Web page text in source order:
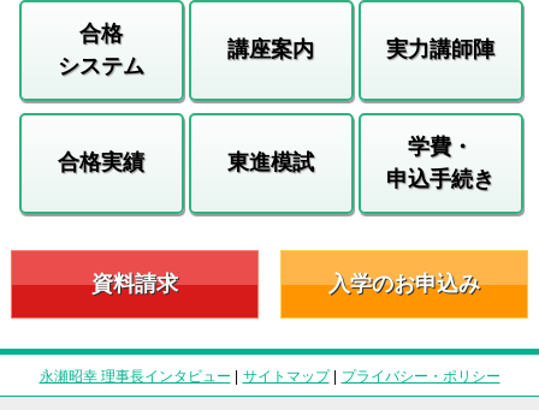
合格
システム
講座案内 実力講師陣
合格実績 東進模試
学費・
申込手続き
資料請求 入学のお申込み
永瀬昭幸 理事長インタビュー | サイトマップ| プライバシー・ポリシー